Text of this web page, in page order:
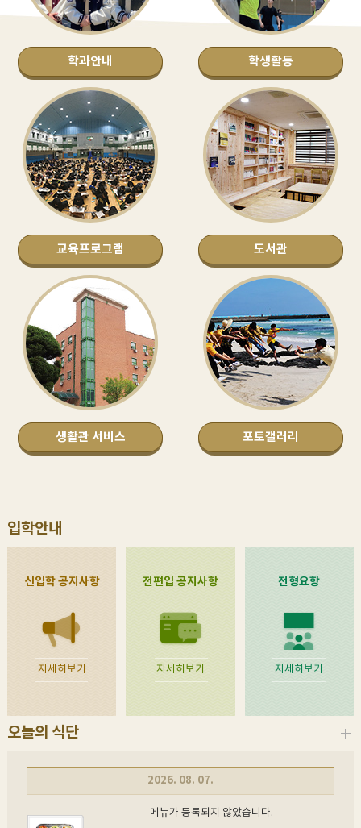
학과안내 학생활동
교육프로그램 도서관
생활관 서비스 포토갤러리
입학안내
신입학 공지사항
자세히보기
전편입 공지사항
자세히보기
전형요항
자세히보기
오늘의 식단
2026. 08. 07.
메뉴가 등록되지 않았습니다.